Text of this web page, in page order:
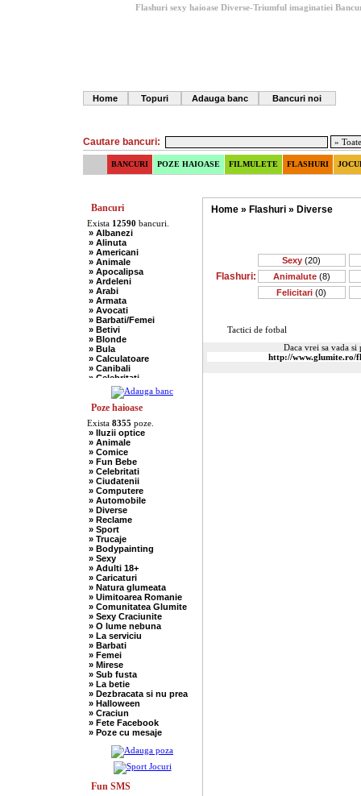
Flashuri sexy haioase Diverse-Triumful imaginatiei
Home Topuri Adauga banc Bancuri noi
Cautare bancuri:
BANCURI POZE HAIOASE FILMULETE FLASHURI
Bancuri
Exista 12590 bancuri.
» Albanezi
» Alinuta
» Americani
» Animale
» Apocalipsa
» Ardeleni
» Arabi
» Armata
» Avocati
» Barbati/Femei
» Betivi
» Blonde
» Bula
» Calculatoare
» Canibali
» Celebritati
» Chelneri
» Chuck Norris
» Ciobani
» Copii
» Craciun
» Cugetari
» Culmi
» Deocheate
» Diverse
» Doctori
» Elevi-Studenti
» Englezi
» Evrei
» Francezi
» Ingineri
» Ion si Maria
» Istorice
» Misogine
» Moldoveni
» Mosnegi
» Nebuni
» Negri
» Olteni
» Pescari
» Perle
» Politice
» Politisti
» Popi
» Radio Erevan
» Religioase
» Romani
» Sadice
» Secretare
» Sefi
» Scotieni
» Seci
» Soacre
» Sport
» Soferi
» Tarani
» Tigani
Poze haioase
Exista 8355 poze.
» Iluzii optice
» Animale
» Comice
» Fun Bebe
» Celebritati
» Ciudatenii
» Computere
» Automobile
» Diverse
» Reclame
» Sport
» Trucaje
» Bodypainting
» Sexy
» Adulti 18+
» Caricaturi
» Natura glumeata
» Uimitoarea Romanie
» Comunitatea Glumite
» Sexy Craciunite
» O lume nebuna
» La serviciu
» Barbati
» Femei
» Mirese
» Sub fusta
» La betie
» Dezbracata si nu prea
» Halloween
» Craciun
» Fete Facebook
» Poze cu mesaje
Fun SMS
Home» Flashuri» Diverse
Flashuri:
Sexy (20)
Animalute(8)
Felicitari (0)
Tactici de fotbal
Daca vrei sa vada